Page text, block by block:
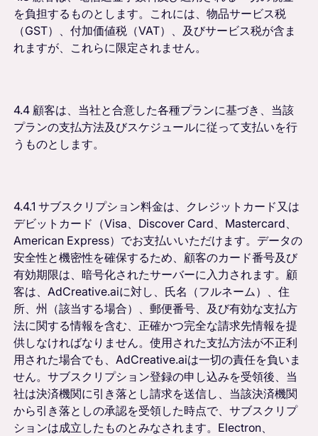
を負担するものとします。これには、物品サービス税
（GST）、付加価値税（VAT）、及びサービス税が含ま
れますが、これらに限定されません。
4.4 顧客は、当社と合意した各種プランに基づき、当該
プランの支払方法及びスケジュールに従って支払いを行
うものとします。
4.4.1 サブスクリプション料金は、クレジットカード又は
デビットカード（Visa、Discover Card、Mastercard、
American Express）でお支払いいただけます。データの
安全性と機密性を確保するため、顧客のカード番号及び
有効期限は、暗号化されたサーバーに入力されます。顧
客は、AdCreative.aiに対し、氏名（フルネーム）、住
所、州（該当する場合）、郵便番号、及び有効な支払方
法に関する情報を含む、正確かつ完全な請求先情報を提
供しなければなりません。使用された支払方法が不正利
用された場合でも、AdCreative.aiは一切の責任を負いま
せん。サブスクリプション登録の申し込みを受領後、当
社は決済機関に引き落とし請求を送信し、当該決済機関
から引き落としの承認を受領した時点で、サブスクリプ
ションは成立したものとみなされます。Electron、